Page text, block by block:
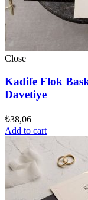
Close
Kadife Flok
Davetiye
₺38,06
Add to cart